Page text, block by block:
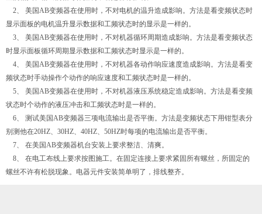
2、 美国AB变频器在使用时，不对电机的温升造成影响。方法是看变频状态时
显示面板的电机温升显示数据和工频状态时的显示是一样的。
3、 美国AB变频器在使用时，不对机器循环周期造成影响。方法是看变频状态
时显示面板循环周期显示数据和工频状态时显示是一样的。
4、 美国AB变频器在使用时，不对机器各动作响应速度造成影响。方法是看变
频状态时手动操作个动作的响应速度和工频状态时是一样的。
5、 美国AB变频器在使用时，不对机器液压系统稳定造成影响。方法是看变频
状态时个动作的液压冲击和工频状态时是一样的。
6、 测试美国AB变频器三项电流输出是否平衡。方法是变频状态下用钳型表分
别测他在20HZ、30HZ、40HZ、50HZ时每项的电流输出是否平衡。
7、 在美国AB变频器机台安装上要求整洁、清爽。
8、 在电工布线上要求按图施工。在固定连接上要求紧固所有螺丝，所固定的
螺丝不许有松脱现象。电器元件安装简单明了，排线整齐。